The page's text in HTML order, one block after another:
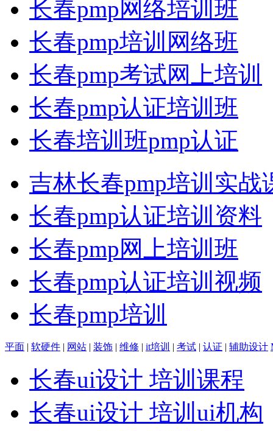
长春pmp网络培训班
长春pmp培训网络班
长春pmp考试网上培训
长春pmp认证培训班
长春培训班pmp认证
吉林长春pmp培训实战
长春pmp认证培训资料
长春pmp网上培训班
长春pmp认证培训视频
长春pmp培训
平面 | 软硬件 | 网站 | 装饰 | 维修 | it培训 | 考试 | 认证 | 辅助设计
长春ui设计 培训课程
长春ui设计 培训ui机构